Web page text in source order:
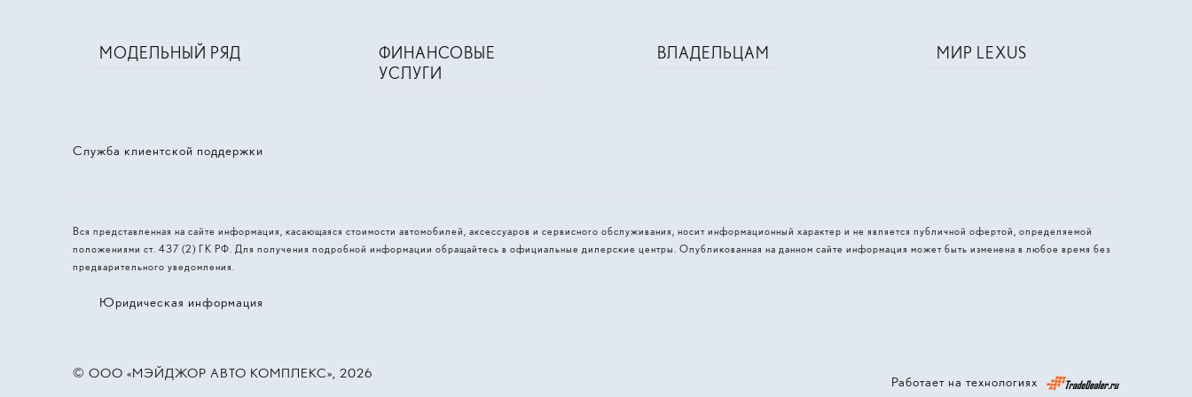
Служба клиентской поддержки
МОДЕЛЬНЫЙ РЯД
ФИНАНСОВЫЕ
УСЛУГИ
ВЛАДЕЛЬЦАМ МИР LEXUS
Вся представленная на сайте информация, касающаяся стоимости автомобилей, аксессуаров и сервисного обслуживания, носит информационный характер и не является публичной офертой, определяемой
положениями ст. 437 (2) ГК РФ. Для получения подробной информации обращайтесь в официальные дилерские центры. Опубликованная на данном сайте информация может быть изменена в любое время без
предварительного уведомления.
© 2026, ООО «МЭЙДЖОР АВТО КОМПЛЕКС»
Юридическая информация
Работает на технологиях